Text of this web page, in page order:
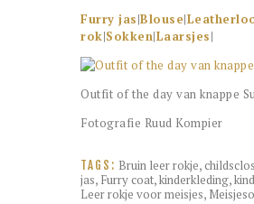
Furry jas|Blouse|
rok|Sokken|Laarsjes|
Outfit of the day van knappe
Fotografie Ruud Kompier
TAGS: Bruin leer rokje,
jas, Furry coat,kinderkleding,
Leer rokje voor meisjes,